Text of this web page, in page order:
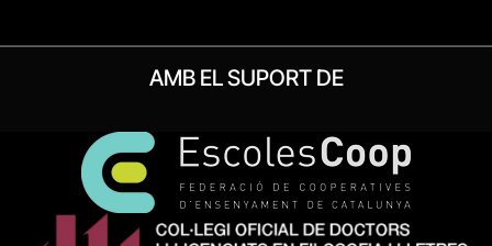
AMB EL SUPORT DE